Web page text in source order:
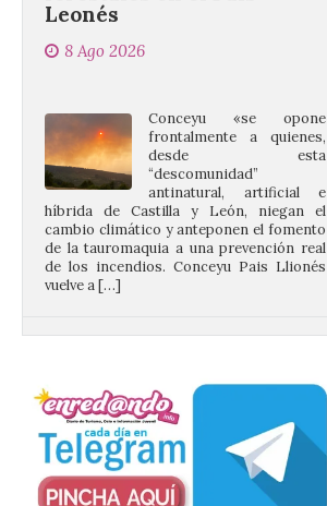
8 Ago 2026
desde esta
“descomunidad”
antinatural, artificial e
híbrida de Castilla y León, niegan el
cambio climático y anteponen el fomento
de la tauromaquia a una prevención real
de los incendios. Conceyu Pais Llionés
vuelve a […]
Santander aconseja acudir
público y evitar el
vehículo privado para el
eclipse
8 Ago 2026